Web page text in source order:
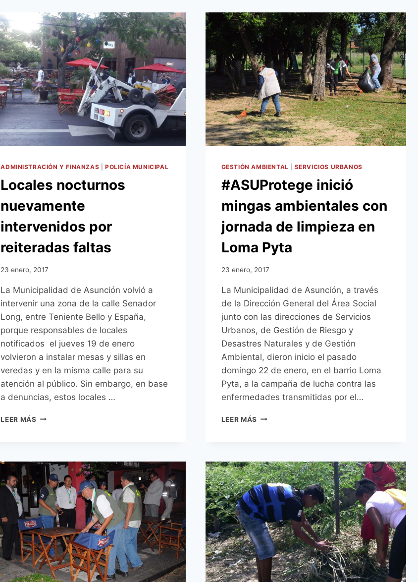
Y
ACERCÓ
PEDIDOS
A
LA
COMUNA
CAPITALINA
ASU
ADMINISTRACIÓN Y FINANZAS POLICÍA MUNICIPAL
Locales nocturnos
nuevamente
intervenidos por
reiteradas faltas
23 enero, 2017
La Municipalidad de Asunción volvió a
intervenir una zona de la calle Senador
Long, entre Teniente Bello y España,
porque responsables de locales
notificados el jueves 19 de enero
volvieron a instalar mesas y sillas en
veredas y en la misma calle para su
atención al público. Sin embargo, en base
a denuncias, estos locales …
LEER MÁS LOCALES
REITERADAS
FALTAS
GESTIÓN AMBIENTAL SERVICIOS URBANOS
#ASUProtege inició
mingas ambientales con
jornada de limpieza en
Loma Pyta
23 enero, 2017
La Municipalidad de Asunción, a través
de la Dirección General del Área Social
junto con las direcciones de Servicios
Urbanos, de Gestión de Riesgo y
Desastres Naturales y de Gestión
Ambiental, dieron inicio el pasado
domingo 22 de enero, en el barrio Loma
Pyta, a la campaña de lucha contra las
enfermedades transmitidas por el…
LEER MÁS #ASUPROTEGE
JORNADA
DE
LIMPIEZA
EN
LOMA
PYTA